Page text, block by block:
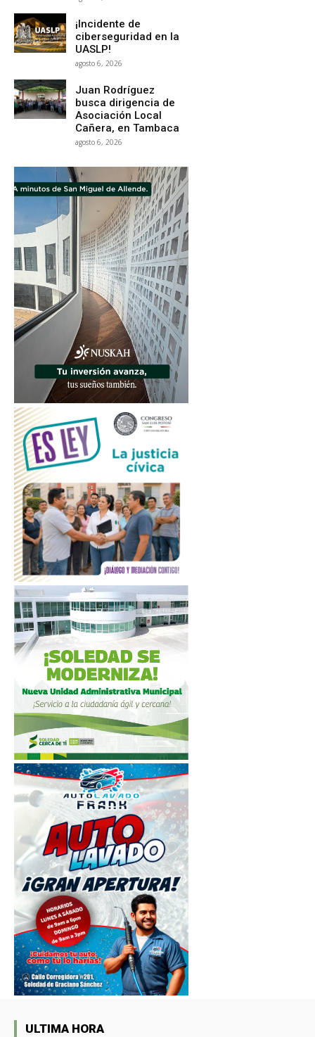
¡Incidente de
ciberseguridad en la
UASLP!
agosto 6, 2026
Juan Rodríguez
busca dirigencia de
Asociación Local
Cañera, en Tambaca
agosto 6, 2026
ULTIMA HORA